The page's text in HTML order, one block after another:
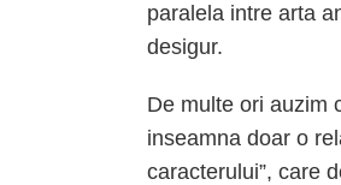
paralela intre arta
desigur.
De multe ori auzim
inseamna doar o
caracterului”, care